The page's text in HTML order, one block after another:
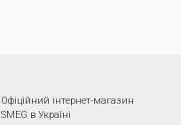
Офіційний інтернет-магазин
SMEG в Україні